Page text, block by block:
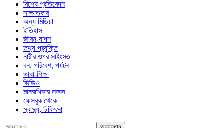
বিশেষ প্রতিবেদন
সাক্ষাতকার
অন্য মিডিয়া
ইতিহাস
জীবন-যাপন
তথ্য প্রযুক্তি
নারীর ওপর সহিংসতা
বন, পরিবেশ, পর্যটন
ভাষা-শিক্ষা
ভিডিও
মানবাধিকার লঙ্ঘন
ফেসবুক থেকে
স্বাস্থ্য, চিকিৎসা